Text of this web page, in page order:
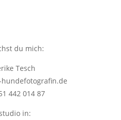
du mich:
Tesch
442 014 87
in: